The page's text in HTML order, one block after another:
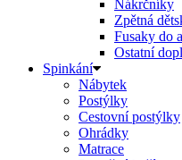
Nákrčníky
Zpětná
Fusaky do
Ostatní
Spinkání
Nábytek
Postýlky
Cestovní postýlky
Ohrádky
Matrace